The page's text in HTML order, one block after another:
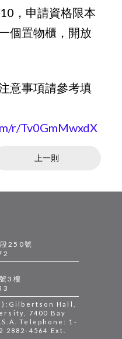
，申請資格限本
個置物櫃，開放
意事項請參考填
r/Tv0GmMwxdX
上一則
250號
3樓
Hall,
7400 Bay
Telephone: 1-
2882-4564 Ext.